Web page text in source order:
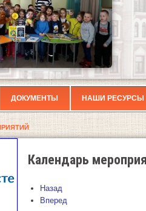
ДОКУМЕНТЫ НАШИ РЕСУРСЫ
Календарь
Назад
Вперед